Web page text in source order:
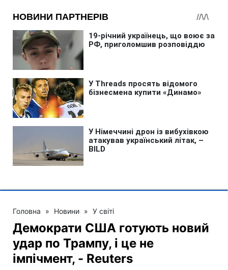
Головна » Новини » У світі
Демократи США готують новий
удар по Трампу, і це не
імпічмент, - Reuters